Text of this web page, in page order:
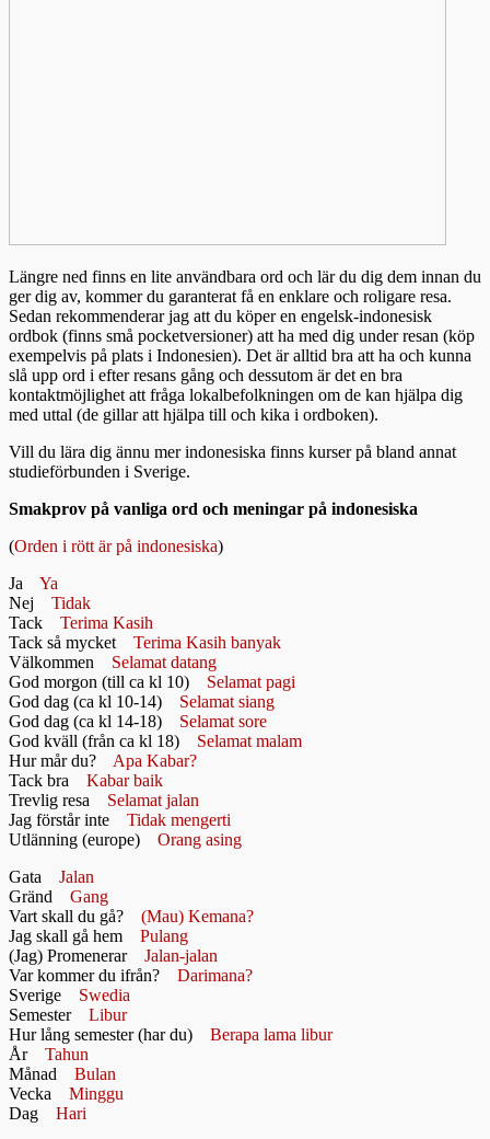
Längre ned finns en lite användbara ord och lär du dig dem innan du
ger dig av, kommer du garanterat få en enklare och roligare resa.
Sedan rekommenderar jag att du köper en engelsk-indonesisk
ordbok (finns små pocketversioner) att ha med dig under resan (köp
exempelvis på plats i Indonesien). Det är alltid bra att ha och kunna
slå upp ord i efter resans gång och dessutom är det en bra
kontaktmöjlighet att fråga lokalbefolkningen om de kan hjälpa dig
med uttal (de gillar att hjälpa till och kika i ordboken).
Vill du lära dig ännu mer indonesiska finns kurser på bland annat
studieförbunden i Sverige.
Smakprov på vanliga ord och meningar på indonesiska
(Orden i rött är på indonesiska)
Ja Ya
Nej Tidak
Tack Terima Kasih
Tack så mycket Terima Kasih banyak
Välkommen Selamat datang
God morgon (till ca kl 10) Selamat pagi
God dag (ca kl 10-14) Selamat siang
God dag (ca kl 14-18) Selamat sore
God kväll (från ca kl 18) Selamat malam
Hur mår du? Apa Kabar?
Tack bra Kabar baik
Trevlig resa Selamat jalan
Jag förstår inte Tidak mengerti
Utlänning (europe) Orang asing
Gata Jalan
Gränd Gang
Vart skall du gå? (Mau) Kemana?
Jag skall gå hem Pulang
(Jag) Promenerar Jalan-jalan
Var kommer du ifrån? Darimana?
Sverige Swedia
Semester Libur
Hur lång semester (har du) Berapa lama libur
År Tahun
Månad Bulan
Vecka Minggu
Dag Hari